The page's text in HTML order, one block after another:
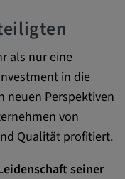
als nur eine
in die
neuen Perspektiven
von
Qualität profitiert.
seiner